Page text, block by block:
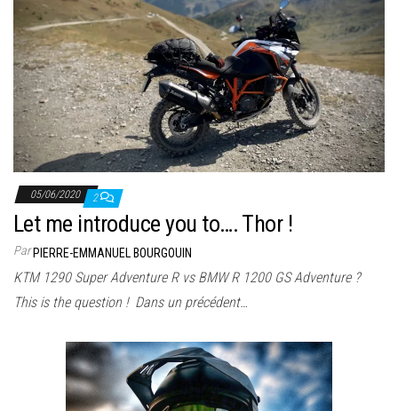
05/06/2020 2
Let me introduce you to…. Thor !
ParPIERRE-EMMANUEL BOURGOUIN
KTM 1290 Super Adventure R vs BMW R 1200 GS Adventure ?
This is the question ! Dans un précédent…